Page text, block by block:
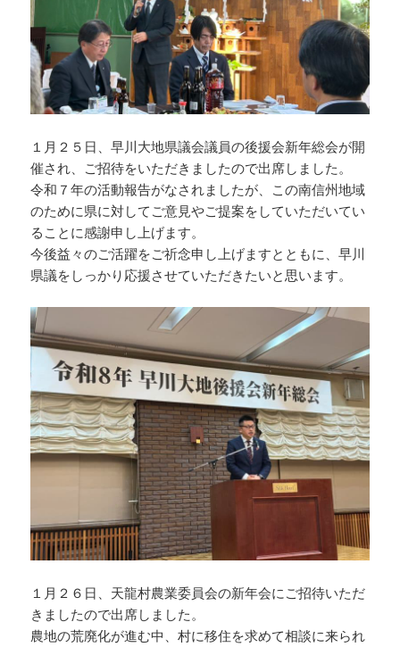
１月２５日、早川大地県議会議員の後援会新年総会が開
催され、ご招待をいただきましたので出席しました。
令和７年の活動報告がなされましたが、この南信州地域
のために県に対してご意見やご提案をしていただいてい
ることに感謝申し上げます。
今後益々のご活躍をご祈念申し上げますとともに、早川
県議をしっかり応援させていただきたいと思います。
１月２６日、天龍村農業委員会の新年会にご招待いただ
きましたので出席しました。
農地の荒廃化が進む中、村に移住を求めて相談に来られ